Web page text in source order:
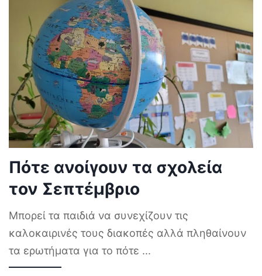
Πότε ανοίγουν τα σχολεία
τον Σεπτέμβριο
Μπορεί τα παιδιά να συνεχίζουν τις
καλοκαιρινές τους διακοπές αλλά πληθαίνουν
τα ερωτήματα για το πότε ...